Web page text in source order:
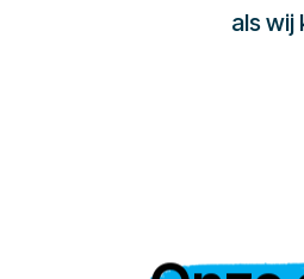
als wij